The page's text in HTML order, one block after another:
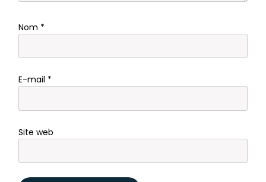
Nom *
E-mail *
Site web